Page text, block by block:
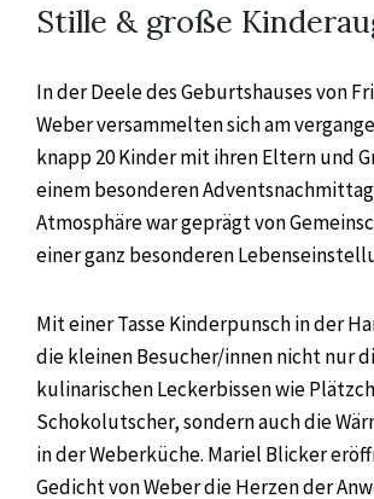
Stille & große
In der Deele des Geburtshauses von
Weber versammelten sich am
knapp 20 Kinder mit ihren Eltern und
einem besonderen
Atmosphäre war geprägt von
einer ganz besonderen
Mit einer Tasse Kinderpunsch in der
die kleinen Besucher/innen nicht nur
kulinarischen Leckerbissen wie
Schokolutscher, sondern auch die
in der Weberküche. Mariel Blicker
Gedicht von Weber die Herzen der